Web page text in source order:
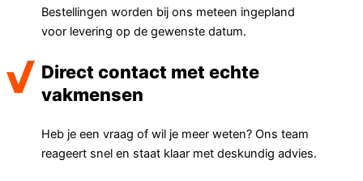
Bestellingen worden bij ons meteen ingepland
voor levering op de gewenste datum.
Direct contact met echte
vakmensen
Heb je een vraag of wil je meer weten? Ons team
reageert snel en staat klaar met deskundig advies.